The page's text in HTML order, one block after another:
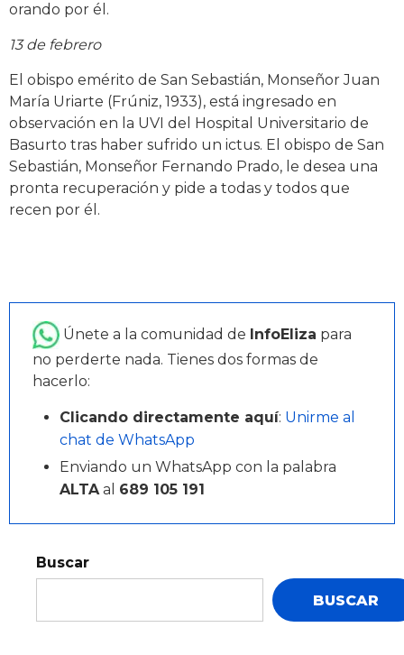
orando por él.
13 de febrero
El obispo emérito de San Sebastián, Monseñor Juan
María Uriarte (Frúniz, 1933), está ingresado en
observación en la UVI del Hospital Universitario de
Basurto tras haber sufrido un ictus. El obispo de San
Sebastián, Monseñor Fernando Prado, le desea una
pronta recuperación y pide a todas y todos que
recen por él.
Únete a la comunidad de InfoEliza para
no perderte nada. Tienes dos formas de
hacerlo:
Clicando directamente aquí: Unirme al
chat de WhatsApp
Enviando un WhatsApp con la palabra
ALTAal 689 105 191
Buscar
BUSCAR